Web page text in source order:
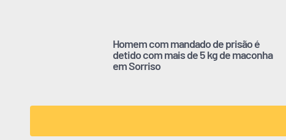
Homem com mandado de prisão é
detido com mais de 5 kg de maconha
em Sorriso